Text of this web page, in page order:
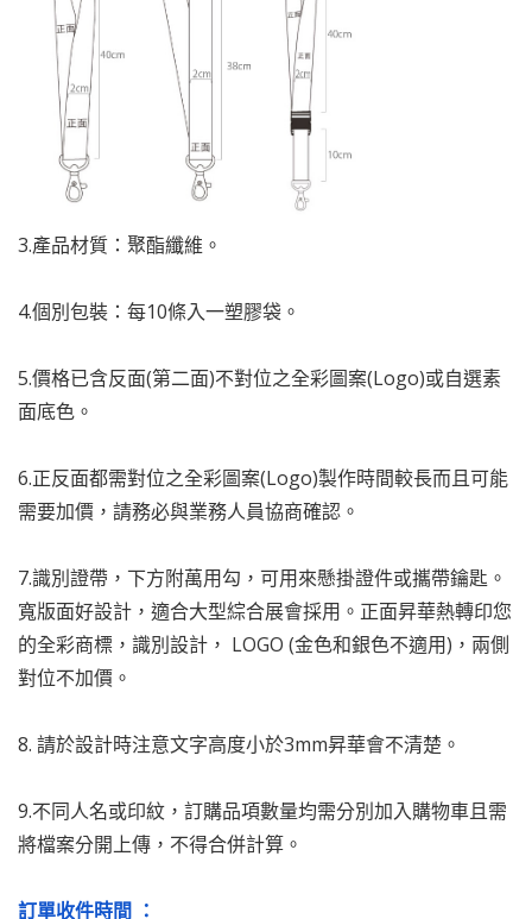
3.產品材質：聚酯纖維。
4.個別包裝：每10條入一塑膠袋。
5.價格已含反面(第二面)不對位之全彩圖案(Logo)或自選素
面底色。
6.正反面都需對位之全彩圖案(Logo)製作時間較長而且可能
需要加價，請務必與業務人員協商確認。
7.識別證帶，下方附萬用勾，可用來懸掛證件或攜帶鑰匙。
寬版面好設計，適合大型綜合展會採用。正面昇華熱轉印您
的全彩商標，識別設計， LOGO (金色和銀色不適用)，兩側
對位不加價。
8. 請於設計時注意文字高度小於3mm昇華會不清楚。
9.不同人名或印紋，訂購品項數量均需分別加入購物車且需
將檔案分開上傳，不得合併計算。
訂單收件時間 ：